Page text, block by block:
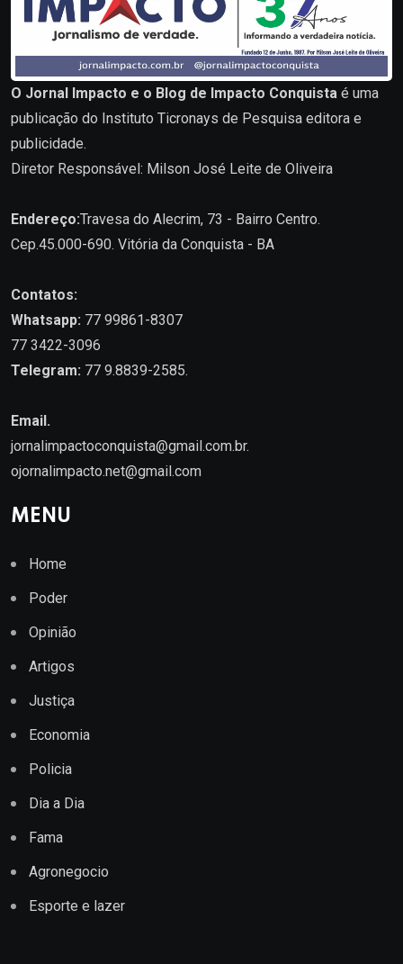
O Jornal Impacto e o Blog de Impacto Conquista é uma
publicação do Instituto Ticronays de Pesquisa editora e
publicidade.
Diretor Responsável: Milson José Leite de Oliveira
Endereço:Travesa do Alecrim, 73 - Bairro Centro.
Cep.45.000-690. Vitória da Conquista - BA
Contatos:
Whatsapp: 77 99861-8307
77 3422-3096
Telegram: 77 9.8839-2585.
Email.
jornalimpactoconquista@gmail.com.br.
ojornalimpacto.net@gmail.com
MENU
Home
Poder
Opinião
Artigos
Justiça
Economia
Policia
Dia a Dia
Fama
Agronegocio
Esporte e lazer